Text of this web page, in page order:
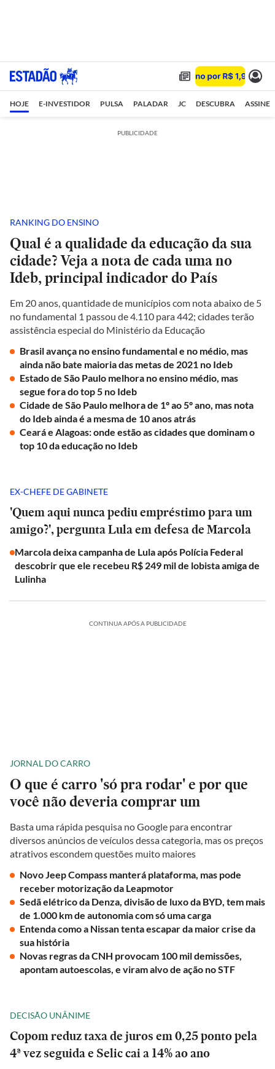
HOJE E-INVESTIDOR PULSA PALADAR JC DESCUBRA ASSINE
PUBLICIDADE
RANKING DO ENSINO
Qual é a qualidade da educação da sua
cidade? Veja a nota de cada uma no
Ideb, principal indicador do País
Em 20 anos, quantidade de municípios com nota abaixo de 5
no fundamental 1 passou de 4.110 para 442; cidades terão
assistência especial do Ministério da Educação
Brasil avança no ensino fundamental e no médio, mas
ainda não bate maioria das metas de 2021 no Ideb
Estado de São Paulo melhora no ensino médio, mas
segue fora do top 5 no Ideb
Cidade de São Paulo melhora de 1º ao 5º ano, mas nota
do Ideb ainda é a mesma de 10 anos atrás
Ceará e Alagoas: onde estão as cidades que dominam o
top 10 da educação no Ideb
EX-CHEFE DE GABINETE
'Quem aqui nunca pediu empréstimo para um
amigo?', pergunta Lula em defesa de Marcola
Marcola deixa campanha de Lula após Polícia Federal
descobrir que ele recebeu R$ 249 mil de lobista amiga de
Lulinha
CONTINUA APÓS A PUBLICIDADE
JORNAL DO CARRO
O que é carro 'só pra rodar' e por que
você não deveria comprar um
Basta uma rápida pesquisa no Google para encontrar
diversos anúncios de veículos dessa categoria, mas os preços
atrativos escondem questões muito maiores
Novo Jeep Compass manterá plataforma, mas pode
receber motorização da Leapmotor
Sedã elétrico da Denza, divisão de luxo da BYD, tem mais
de 1.000 km de autonomia com só uma carga
Entenda como a Nissan tenta escapar da maior crise da
sua história
Novas regras da CNH provocam 100 mil demissões,
apontam autoescolas, e viram alvo de ação no STF
DECISÃO UNÂNIME
Copom reduz taxa de juros em 0,25 ponto pela
4ª vez seguida e Selic cai a 14% ao ano